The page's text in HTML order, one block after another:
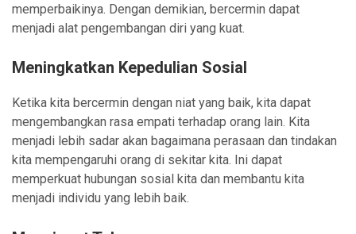
memperbaikinya. Dengan demikian, bercermin dapat
menjadi alat pengembangan diri yang kuat.
Meningkatkan Kepedulian Sosial
Ketika kita bercermin dengan niat yang baik, kita dapat
mengembangkan rasa empati terhadap orang lain. Kita
menjadi lebih sadar akan bagaimana perasaan dan tindakan
kita mempengaruhi orang di sekitar kita. Ini dapat
memperkuat hubungan sosial kita dan membantu kita
menjadi individu yang lebih baik.